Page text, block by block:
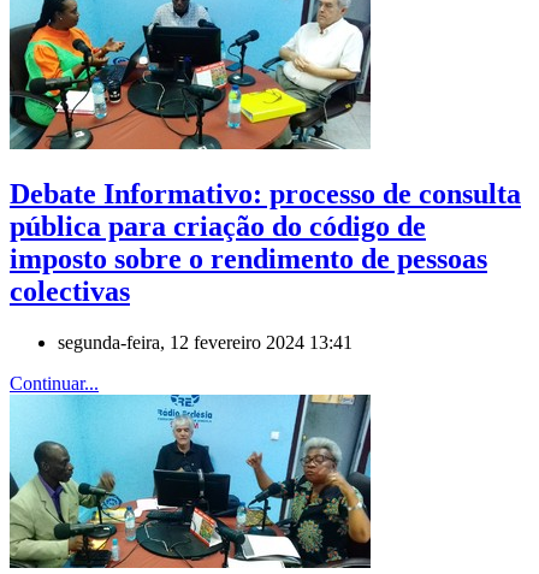
Debate Informativo: processo de consulta
pública para criação do código de
imposto sobre o rendimento de pessoas
colectivas
segunda-feira, 12 fevereiro 2024 13:41
Continuar...